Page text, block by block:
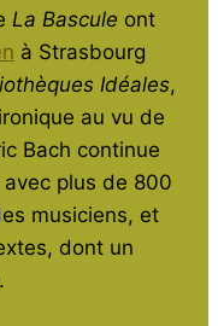
La Bascule ont
à Strasbourg
Idéales,
au vu de
Bach continue
avec plus de 800
musiciens, et
dont un